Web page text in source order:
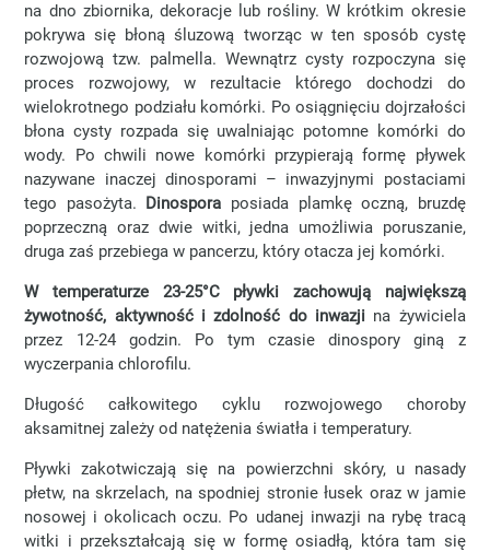
na dno zbiornika, dekoracje lub rośliny. W krótkim okresie
pokrywa się błoną śluzową tworząc w ten sposób cystę
rozwojową tzw. palmella. Wewnątrz cysty rozpoczyna się
proces rozwojowy, w rezultacie którego dochodzi do
wielokrotnego podziału komórki. Po osiągnięciu dojrzałości
błona cysty rozpada się uwalniając potomne komórki do
wody. Po chwili nowe komórki przypierają formę pływek
nazywane inaczej dinosporami – inwazyjnymi postaciami
tego pasożyta.
Dinospora posiada plamkę oczną, bruzdę
poprzeczną oraz dwie witki, jedna umożliwia poruszanie,
druga zaś przebiega w pancerzu, który otacza jej komórki.
W temperaturze 23-25°C pływki zachowują największą
żywotność, aktywność i zdolność do inwazji na żywiciela
przez 12-24 godzin. Po tym czasie dinospory giną z
wyczerpania chlorofilu.
Długość całkowitego cyklu rozwojowego choroby
aksamitnej zależy od natężenia światła i temperatury.
Pływki zakotwiczają się na powierzchni skóry, u nasady
płetw, na skrzelach, na spodniej stronie łusek oraz w jamie
nosowej i okolicach oczu. Po udanej inwazji na rybę tracą
witki i przekształcają się w formę osiadłą, która tam się